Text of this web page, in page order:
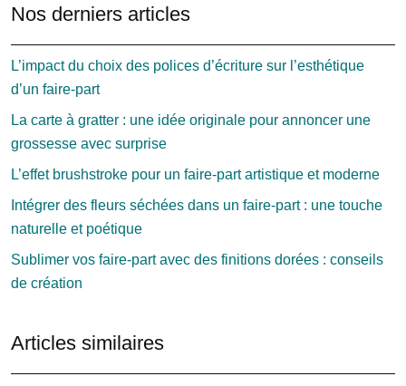
Nos derniers articles
L’impact du choix des polices d’écriture sur l’esthétique
d’un faire-part
La carte à gratter : une idée originale pour annoncer une
grossesse avec surprise
L’effet brushstroke pour un faire-part artistique et moderne
Intégrer des fleurs séchées dans un faire-part : une touche
naturelle et poétique
Sublimer vos faire-part avec des finitions dorées : conseils
de création
Articles similaires